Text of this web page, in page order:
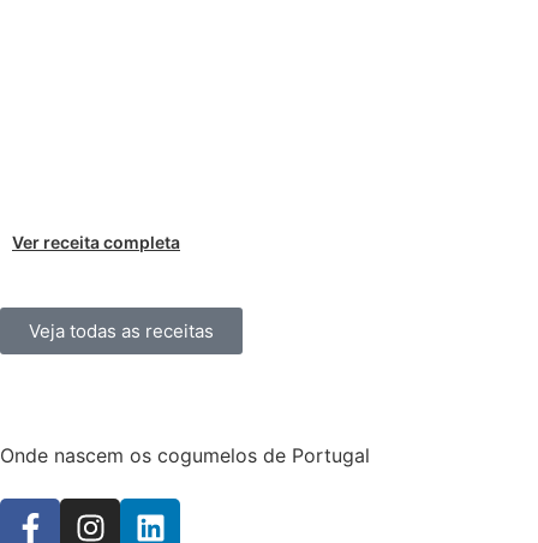
Ver receita completa
Veja todas as receitas
Onde nascem os cogumelos de Portugal